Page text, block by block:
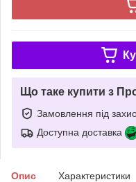
Що таке купити з
Замовлення під
Доступна доставка
Опис Характеристики